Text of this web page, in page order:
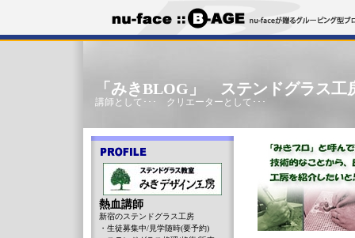
「みきBLOG」 ステンドグラス工
講師として･･･ クリエーターとして･･･
熱血講師
新宿のステンドグラス工房
・生徒募集中/見学随時(要予約)